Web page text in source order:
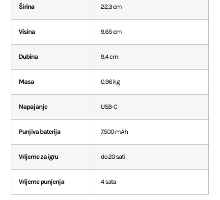
Širina 22,3 cm
Visina 9,65 cm
Dubina 9,4 cm
Masa 0,96 kg
Napajanje USB-C
Punjiva baterija 7.500 mAh
Vrijeme za igru do 20 sati
Vrijeme punjenja 4 sata